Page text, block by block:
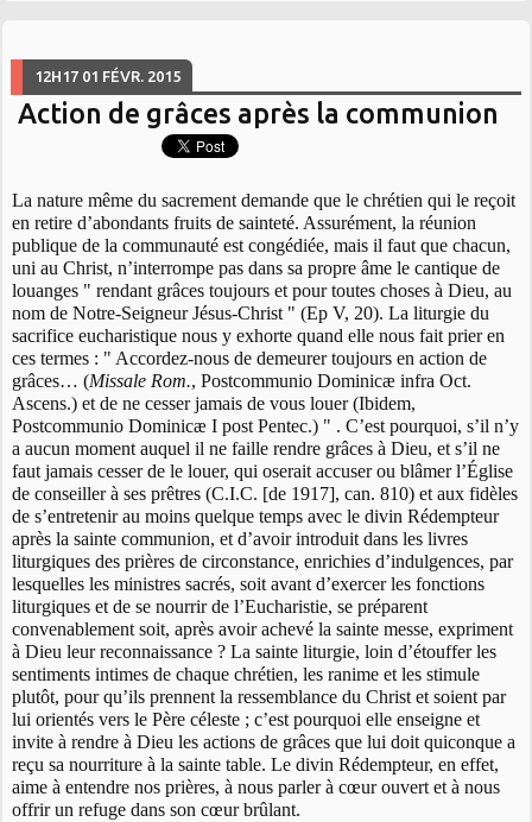
12H17 01 FÉVR. 2015
Action de grâces après la communion
La nature même du sacrement demande que le chrétien qui le reçoit
en retire d’abondants fruits de sainteté. Assurément, la réunion
publique de la communauté est congédiée, mais il faut que chacun,
uni au Christ, n’interrompe pas dans sa propre âme le cantique de
louanges " rendant grâces toujours et pour toutes choses à Dieu, au
nom de Notre-Seigneur Jésus-Christ " (Ep V, 20). La liturgie du
sacrifice eucharistique nous y exhorte quand elle nous fait prier en
ces termes : " Accordez-nous de demeurer toujours en action de
grâces… (Missale Rom., Postcommunio Dominicæ infra Oct.
Ascens.) et de ne cesser jamais de vous louer (Ibidem,
Postcommunio Dominicæ I post Pentec.) " . C’est pourquoi, s’il n’y
a aucun moment auquel il ne faille rendre grâces à Dieu, et s’il ne
faut jamais cesser de le louer, qui oserait accuser ou blâmer l’Église
de conseiller à ses prêtres (C.I.C. [de 1917], can. 810) et aux fidèles
de s’entretenir au moins quelque temps avec le divin Rédempteur
après la sainte communion, et d’avoir introduit dans les livres
liturgiques des prières de circonstance, enrichies d’indulgences, par
lesquelles les ministres sacrés, soit avant d’exercer les fonctions
liturgiques et de se nourrir de l’Eucharistie, se préparent
convenablement soit, après avoir achevé la sainte messe, expriment
à Dieu leur reconnaissance ? La sainte liturgie, loin d’étouffer les
sentiments intimes de chaque chrétien, les ranime et les stimule
plutôt, pour qu’ils prennent la ressemblance du Christ et soient par
lui orientés vers le Père céleste ; c’est pourquoi elle enseigne et
invite à rendre à Dieu les actions de grâces que lui doit quiconque a
reçu sa nourriture à la sainte table. Le divin Rédempteur, en effet,
aime à entendre nos prières, à nous parler à cœur ouvert et à nous
offrir un refuge dans son cœur brûlant.